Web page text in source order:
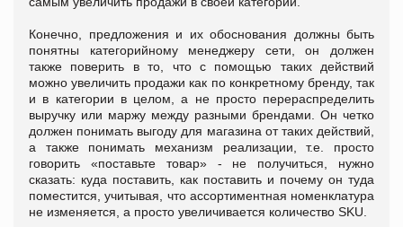
Конечно, предложения и их обоснования должны быть
понятны категорийному менеджеру сети, он должен
также поверить в то, что с помощью таких действий
можно увеличить продажи как по конкретному бренду, так
и в категории в целом, а не просто перераспределить
выручку или маржу между разными брендами. Он четко
должен понимать выгоду для магазина от таких действий,
а также понимать механизм реализации, т.е. просто
говорить «поставьте товар» - не получиться, нужно
сказать: куда поставить, как поставить и почему он туда
поместится, учитывая, что ассортиментная номенклатура
не изменяется, а просто увеличивается количество SKU.